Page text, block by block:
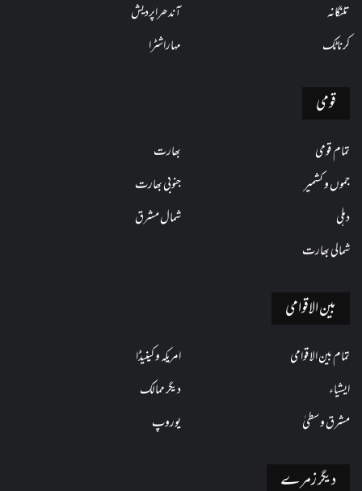
تلنگانہ
آندھراپردیش
کرناٹک
مہاراشٹرا
قومی
تمام قومی
بھارت
جموں و کشمیر
جنوبی بھارت
دہلی
شمال مشرق
شمالی بھارت
بین الاقوامی
تمام بین الاقوامی
امریکہ و کینیڈا
ایشیاء
دیگر ممالک
مشرق وسطیٰ
یوروپ
دیگر زمرے